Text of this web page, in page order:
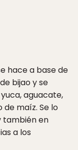
hace a base de
bijao y se
aguacate,
maíz. Se lo
también en
a los